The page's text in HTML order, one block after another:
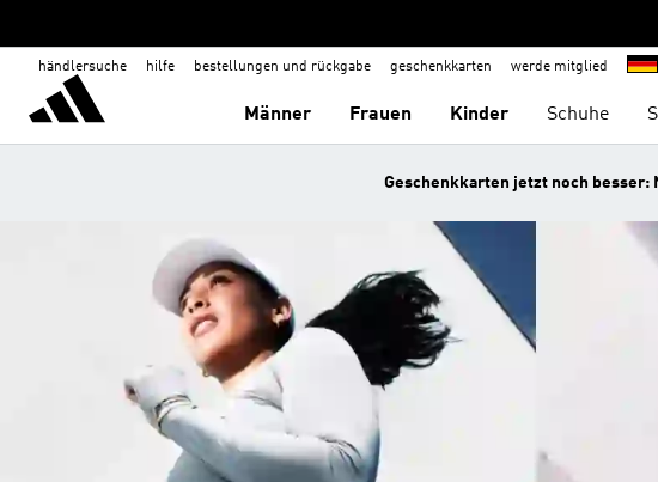
händlersuche hilfe bestellungen und rückgabe geschenkkarten werde mitglied
Männer Frauen Kinder Schuhe
Geschenkkarten jetzt noch besser: